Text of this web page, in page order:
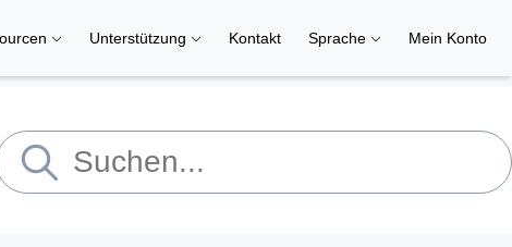
Unterstützung Kontakt Sprache Mein Konto